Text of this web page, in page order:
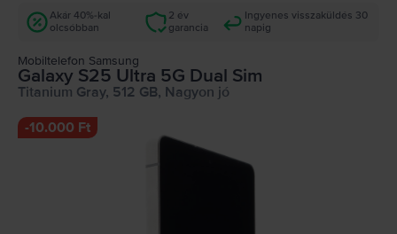
Akár 40%-kal
olcsóbban
2 év
garancia
Ingyenes visszaküldés 30
napig
Mobiltelefon Samsung
Galaxy S25 Ultra 5G Dual Sim
Titanium Gray, 512 GB, Nagyon jó
-10.000 Ft